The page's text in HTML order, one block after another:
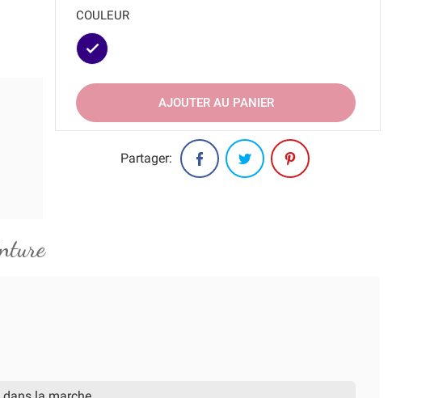
COULEUR
Marine
AJOUTER AU PANIER
Partager: